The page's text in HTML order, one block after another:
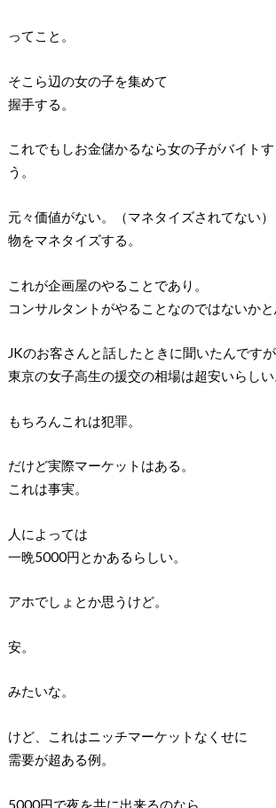
ってこと。
そこら辺の女の子を集めて
握手する。
これでもしお金儲かるなら女の子がバイト
う。
元々価値がない。（マネタイズされてない）
物をマネタイズする。
これが企画屋のやることであり。
コンサルタントがやることなのではないかと
JKのお客さんと話したときに聞いたんですが
東京の女子高生の援交の相場は超安いらしい
もちろんこれは犯罪。
だけど実際マーケットはある。
これは事実。
人によっては
一晩5000円とかあるらしい。
アホでしょとか思うけど。
安。
みたいな。
けど、これはニッチマーケットなくせに
需要が超ある例。
5000円で夜を共に出来るのなら、